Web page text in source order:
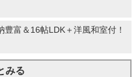
富＆16帖LDK＋洋風和室付！
みる